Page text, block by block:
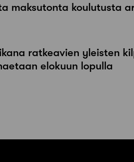
maksutonta koulutusta
ratkeavien yleisten
elokuun lopulla